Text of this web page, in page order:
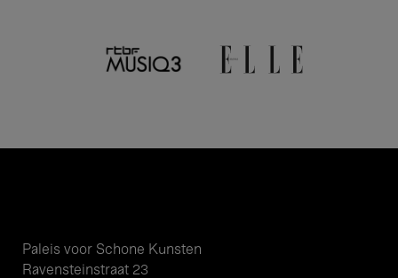
Paleis voor Schone Kunsten
Ravensteinstraat 23